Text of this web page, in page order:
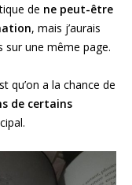
de ne peut-être
, mais j’aurais
une même page.
qu’on a la chance de
de certains